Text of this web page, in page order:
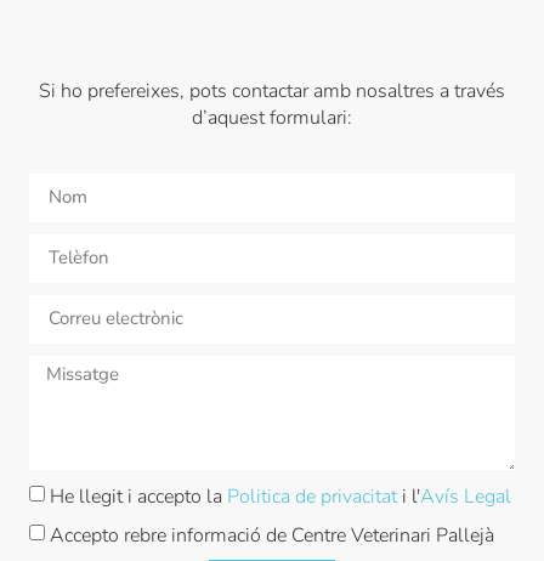
Si ho prefereixes, pots contactar amb nosaltres a través
d’aquest formulari:
He llegit i accepto la Politica de privacitati l'Avís Legal
Accepto rebre informació de Centre Veterinari Pallejà